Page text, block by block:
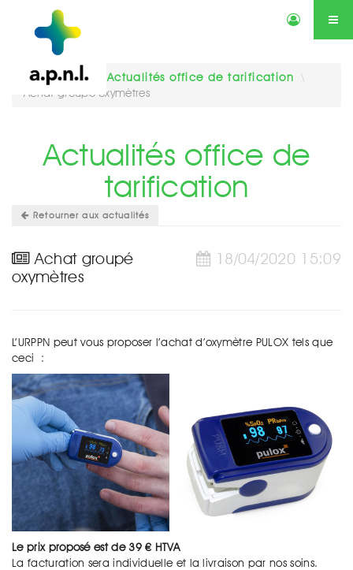
Actualités Annonces Qui sommes-nous ? Services
Contactez-nous Agenda
Vous êtes ici : Actualités office de tarification
\
Achat groupé oxymètres
Retourner aux actualités
Actualités office de
tarification
18/04/2020 15:09
Achat groupé
oxymètres
L’URPPN peut vous proposer l’achat d’oxymètre PULOX tels que
ceci :
Le prix proposé est de 39 € HTVA
La facturation sera individuelle et la livraison par nos soins.